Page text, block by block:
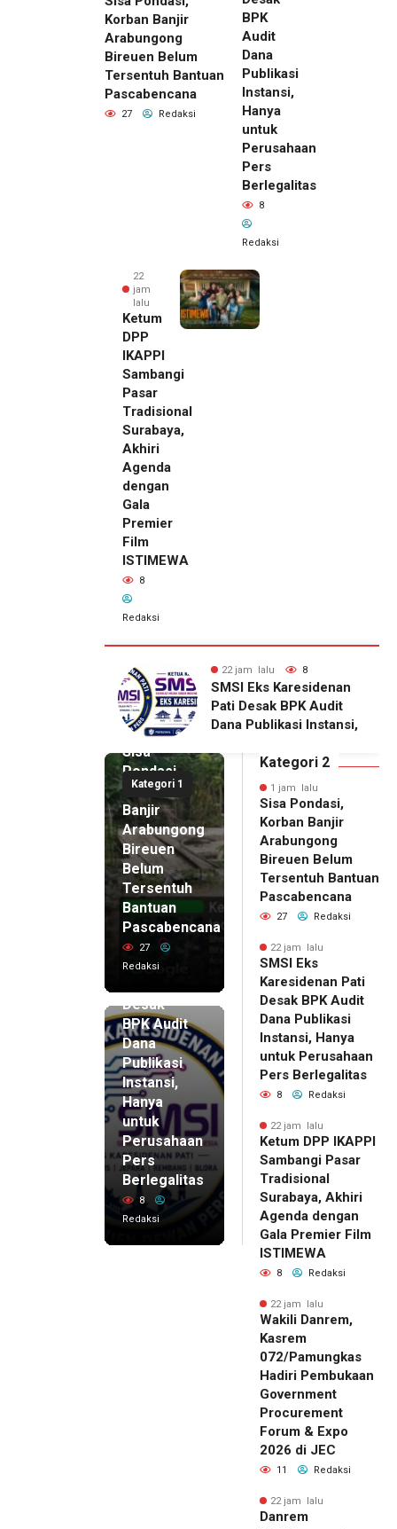
Korban Banjir
Arabungong
Bireuen Belum
Tersentuh Bantuan
Pascabencana
27 Redaksi
BPK
Audit
Dana
Publikasi
Instansi,
Hanya
untuk
Perusahaan
Pers
Berlegalitas
8
Redaksi
22
jam
lalu
Ketum
DPP
IKAPPI
Sambangi
Pasar
Tradisional
Surabaya,
Akhiri
Agenda
dengan
Gala
Premier
Film
ISTIMEWA
8
Redaksi
22 jam lalu 8
Ketum DPP IKAPPI
Sambangi Pasar
Tradisional Surabaya,
Gala Premier Film
ISTIMEWA
Kategori 1
1 jam lalu
Sisa
Pondasi,
Korban
Banjir
Arabungong
Bireuen
Belum
Tersentuh
Bantuan
Pascabencana
27
Redaksi
22 jam lalu
SMSI Eks
Karesidenan
Desak
BPK Audit
Dana
Publikasi
Instansi,
Hanya
untuk
Perusahaan
Pers
Berlegalitas
8
Redaksi
Kategori 2
1 jam lalu
Sisa Pondasi,
Korban Banjir
Arabungong
Bireuen Belum
Tersentuh Bantuan
Pascabencana
27 Redaksi
22 jam lalu
SMSI Eks
Karesidenan Pati
Desak BPK Audit
Dana Publikasi
Instansi, Hanya
untuk Perusahaan
Pers Berlegalitas
8 Redaksi
22 jam lalu
Ketum DPP IKAPPI
Sambangi Pasar
Tradisional
Surabaya, Akhiri
Agenda dengan
Gala Premier Film
ISTIMEWA
8 Redaksi
22 jam lalu
Wakili Danrem,
Kasrem
072/Pamungkas
Hadiri Pembukaan
Government
Procurement
Forum & Expo
2026 di JEC
11 Redaksi
22 jam lalu
Danrem